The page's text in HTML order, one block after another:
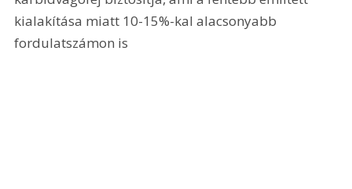
kialakítása miatt 10-15%-kal alacsonyabb
fordulatszámon is